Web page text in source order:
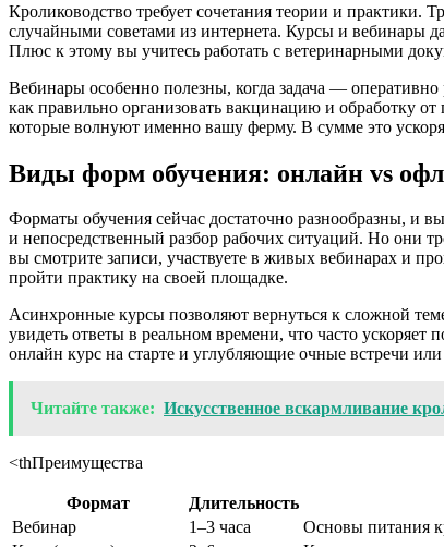
Кролиководство требует сочетания теории и практики.
случайными советами из интернета. Курсы и вебинары
Плюс к этому вы учитесь работать с ветеринарными
Вебинары особенно полезны, когда задача —
как правильно организовать вакцинацию и обработку
которые волнуют именно вашу ферму. В сумме это
Виды форм обучения: онлайн vs
Форматы обучения сейчас достаточно разнообразны, и
и непосредственный разбор рабочих ситуаций. Но они
вы смотрите записи, участвуете в живых вебинарах и
пройти практику на своей площадке.
Асинхронные курсы позволяют вернуться к сложной
увидеть ответы в реальном времени, что часто
онлайн курс на старте и углубляющие очные встречи
Читайте также: Искусственное вскармливание
<thПреимущества
Формат Длительность
Вебинар
1–3 часа Основы питания